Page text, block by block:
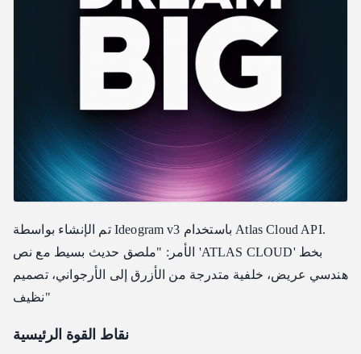
تم الإنشاء بواسطة Ideogram v3 باستخدام Atlas Cloud API.
الأمر: "ملصق حديث بسيط مع نص 'ATLAS CLOUD' بخط
هندسي عريض، خلفية متدرجة من الأزرق إلى الأرجواني، تصميم
نظيف"
نقاط القوة الرئيسية